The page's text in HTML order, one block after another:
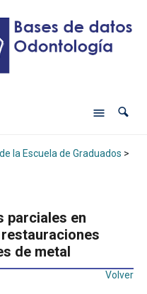
la Escuela de Graduados >
parciales en
de metal
Volver